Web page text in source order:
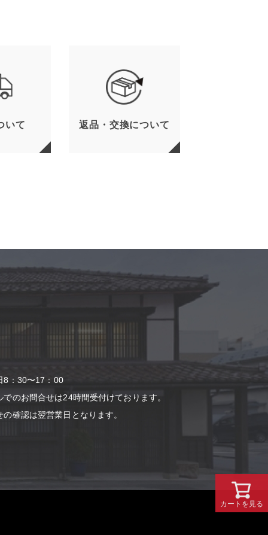
いて 返品・交換について
8：30〜17：00
のお問合せは24時間受付けております。
確認は翌営業⽇となります。
カートを見る